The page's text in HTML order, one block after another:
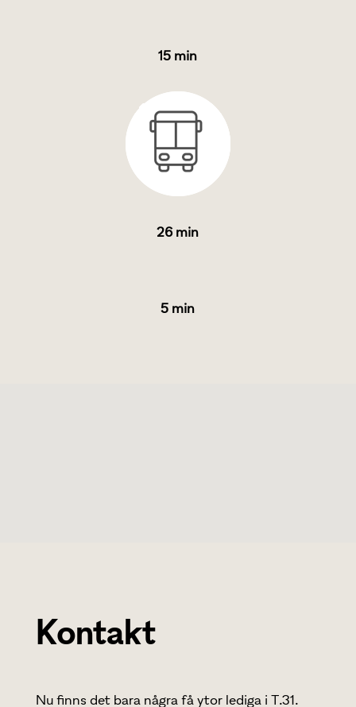
15 min
26 min
5 min
Kontakt
Nu finns det bara några få ytor lediga i T.31.